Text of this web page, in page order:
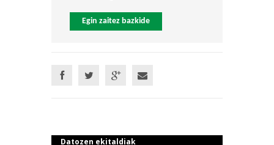
Egin zaitez bazkide
Datozen ekitaldiak